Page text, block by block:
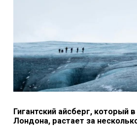
Гигантский айсберг, который
Лондона, растает за